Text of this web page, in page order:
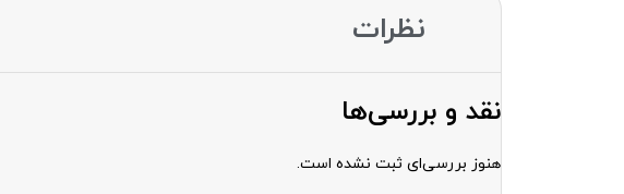
نظرات
نقد و بررسی‌ها
هنوز بررسی‌ای ثبت نشده است.